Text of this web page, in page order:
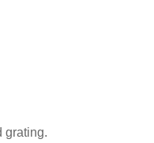
grating.